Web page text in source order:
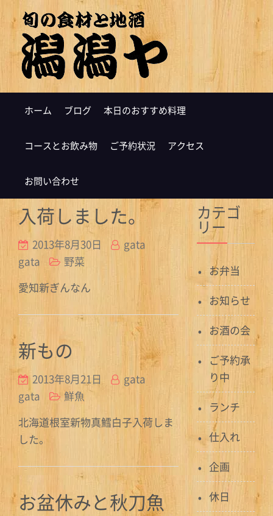
ホーム ブログ 本日のおすすめ料理
コースとお飲み物 ご予約状況 アクセス
お問い合わせ
入荷しました。
2013年8月30日
gata
gata
野菜
愛知新ぎんなん
新もの
2013年8月21日
gata
gata
鮮魚
北海道根室新物真鱈白子入荷しま
した。
お盆休みと秋刀魚
カテゴ
リー
お弁当
お知らせ
お酒の会
ご予約承
り中
ランチ
仕入れ
企画
休日